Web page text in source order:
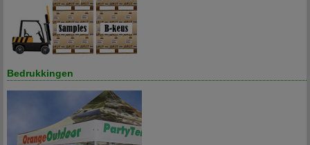
Bedrukkingen